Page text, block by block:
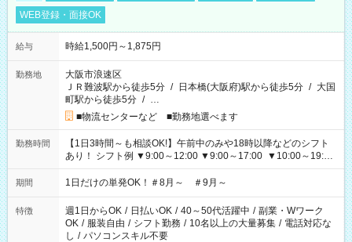
WEB登録・面接OK
給与 時給1,500円～1,875円
勤務地
大阪市浪速区
ＪＲ難波駅から徒歩5分 / 日本橋(大阪府)駅から徒歩5分 / 大国
町駅から徒歩5分 / …
■物流センターなど ■勤務地選べます
勤務時間
【1日3時間～も相談OK!】午前中のみや18時以降などのシフト
あり！ シフト例 ▼9:00～12:00 ▼9:00～17:00 ▼10:00～19:00
▼18:00～21:00
期間 1日だけの単発OK！＃8月～ ＃9月～
特徴 週1日からOK / 日払いOK / 40～50代活躍中 / 副業・Wワーク
OK / 服装自由 / シフト勤務 / 10名以上の大量募集 / 電話対応な
し / パソコンスキル不要